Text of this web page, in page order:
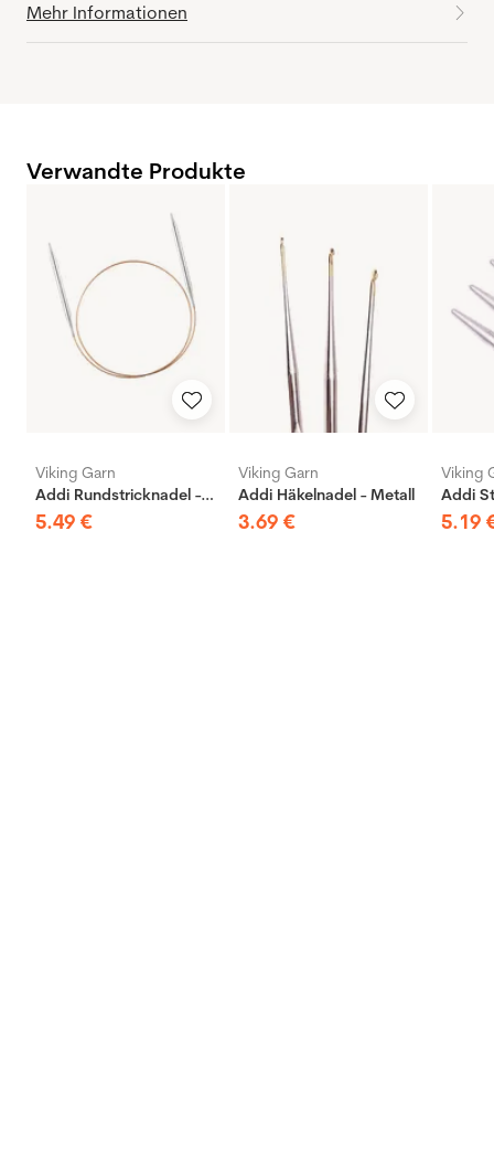
Mehr Informationen
Verwandte Produkte
Viking Garn
Addi Rundstricknadel - Messing
5.49 €
Viking Garn
Addi Häkelnadel - Metall
3.69 €
Viking
5.19